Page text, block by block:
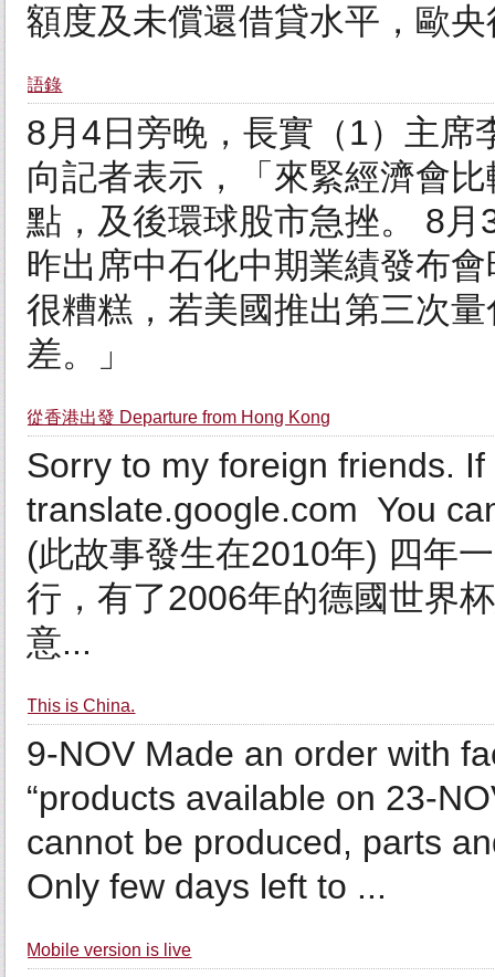
額度及未償還借貸水平，歐
語錄
8月4日旁晚，長實（1）主席
向記者表示，「來緊經濟會
點，及後環球股市急挫。 8
昨出席中石化中期業績發布
很糟糕，若美國推出第三次
差。」
從香港出發 Departure from Hong Kong
Sorry to my foreign friends.
translate.google.com You
(此故事發生在2010年) 四年
行，有了2006年的德國世界
意...
This is China.
9-NOV Made an order with
“products available on 23-
cannot be produced, parts
Only few days left to ...
Mobile version is live